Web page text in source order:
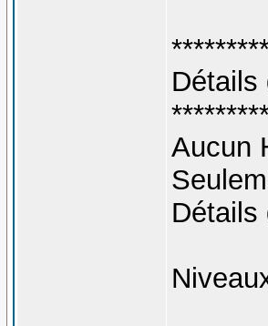
Détails
Aucun
Détails